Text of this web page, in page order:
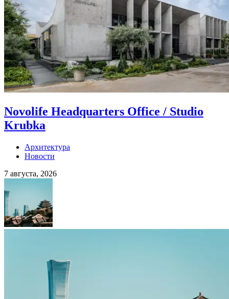
Novolife Headquarters Office / Studio
Krubka
Архитектура
Новости
7 августа, 2026